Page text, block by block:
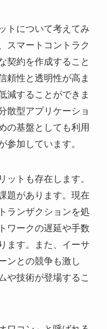
トについて考えてみ
スマートコントラク
契約を作成すること
頼性と透明性が高ま
減することができま
散型アプリケーショ
の基盤としても利用
参加しています。
ットも存在します。
題があります。現在
ランザクションを処
ワークの遅延や手数
ます。また、イーサ
ンとの競争も激し
や技術が登場するこ